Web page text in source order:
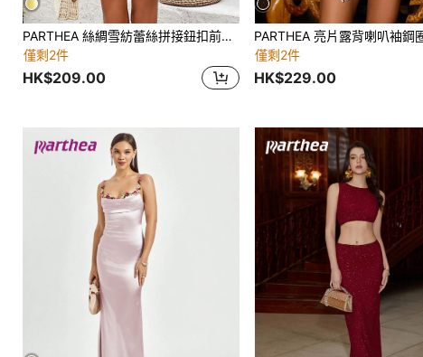
PARTHEA 絲綢雪紡蕾絲拼接鈕扣前開衩修身百褶洋裝 優雅夏季
僅剩2件
HK$209.00
僅剩2件
HK$229.00